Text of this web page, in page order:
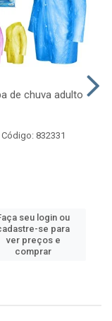
de chuva adulto
Código: 832331
seu login ou
se para
ver preços e
comprar